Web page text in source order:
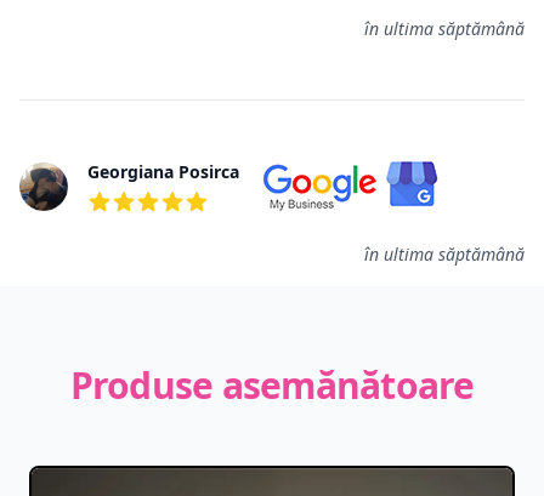
în ultima săptămână
Georgiana Posirca
în ultima săptămână
Produse asemănătoare